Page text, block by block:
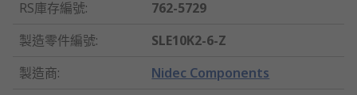
RS庫存編號:
762-5729
製造零件編號:
SLE10K2-6-Z
製造商: Nidec Components